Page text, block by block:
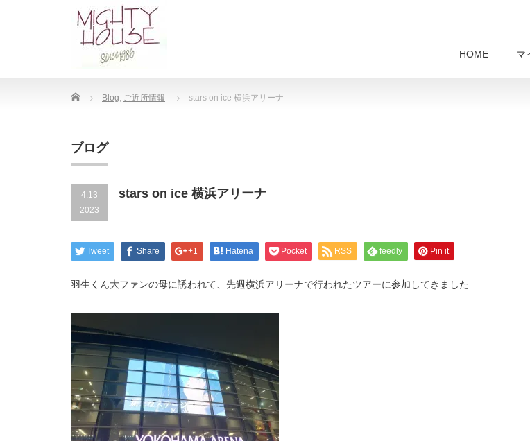
HOME マ
Home Blog, ご近所情報 stars on ice 横浜アリーナ
ブログ
4.13
2023
stars on ice 横浜アリーナ
Tweet Share +1 Hatena Pocket RSS feedly Pin it
羽生くん大ファンの母に誘われて、先週横浜アリーナで行われたツアーに参加してきました